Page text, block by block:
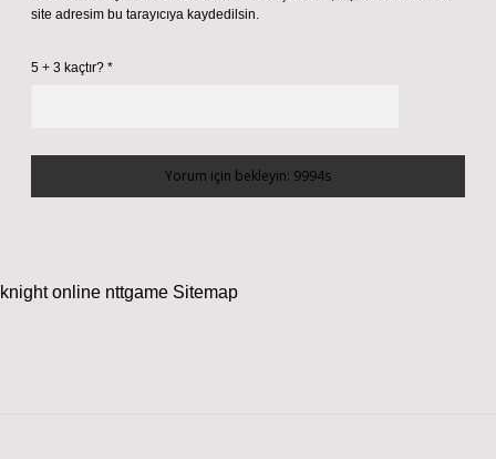
site adresim bu tarayıcıya kaydedilsin.
5 + 3 kaçtır? *
knight online nttgame Sitemap